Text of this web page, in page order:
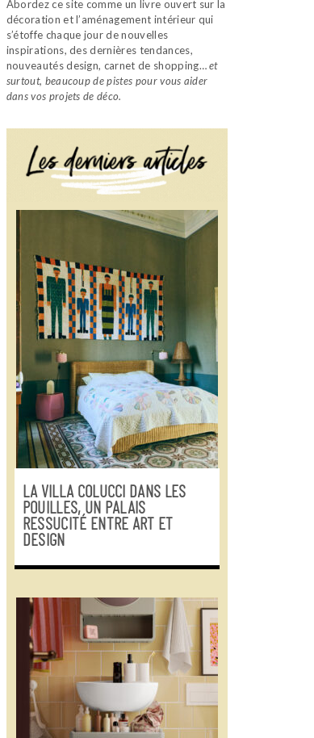
Abordez ce site comme un livre ouvert sur la
décoration et l’aménagement intérieur qui
s’étoffe chaque jour de nouvelles
inspirations, des dernières tendances,
nouveautés design, carnet de shopping…et
surtout, beaucoup de pistes pour vous aider
dans vos projets de déco.
LA VILLA COLUCCI DANS LES
POUILLES, UN PALAIS
RESSUCITÉ ENTRE ART ET
DESIGN